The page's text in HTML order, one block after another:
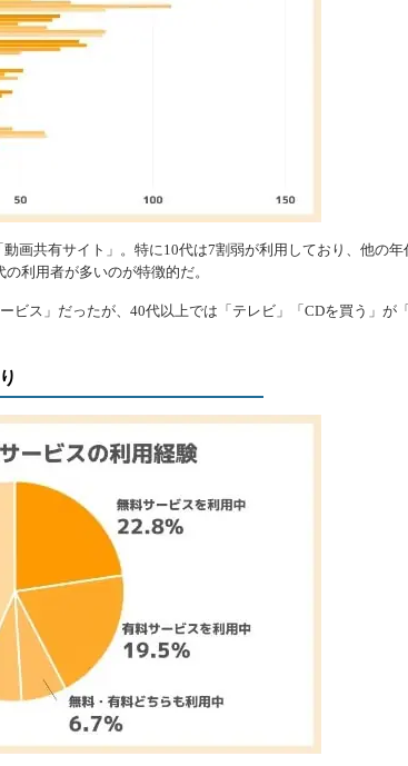
画共有サイト」。特に10代は7割弱が利用しており、他の年
利用者が多いのが特徴的だ。
ビス」だったが、40代以上では「テレビ」「CDを買う」が